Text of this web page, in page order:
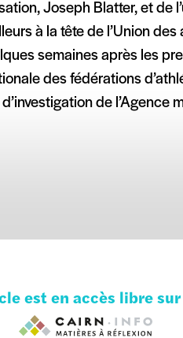
Joseph Blatter, et de
à la tête de l’Union
semaines après les
des fédérations
de l’Agence
est en accès libre sur